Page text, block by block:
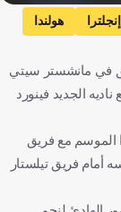
إنجلترا
هولندا
في مانشستر سيتي
الجديد فينورد
مرة هذا الموسم مع فريق
فريق تيلستار